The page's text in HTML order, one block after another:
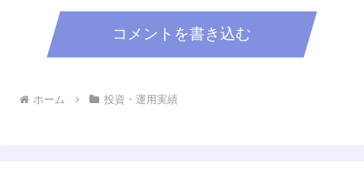
コメントを書き込む
ホーム 投資・運用実績